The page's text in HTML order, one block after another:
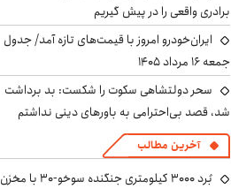
برادری واقعی را در پیش گیریم
ایران‌خودرو امروز با قیمت‌های تازه آمد/ جدول
جمعه ۱۶ مرداد ۱۴۰۵
سحر دولتشاهی سکوت را شکست: بد برداشت
شد، قصد بی‌احترامی به باورهای دینی نداشتم
آخرین مطالب
بُرد ۳۰۰۰ کیلومتری جنگنده سوخو-۳۰ با مخزن